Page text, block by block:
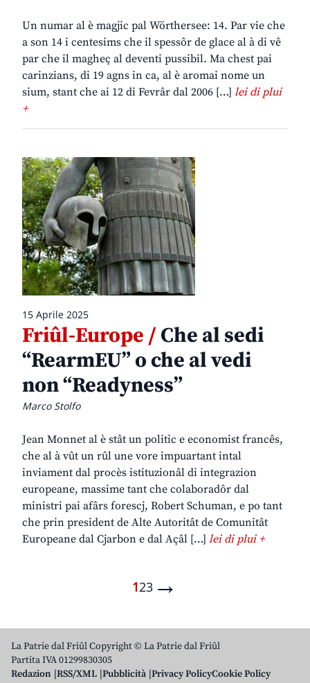
Un numar al è magjic pal Wörthersee: 14. Par vie che
a son 14 i centesims che il spessôr de glace al à di vê
par che il magheç al deventi pussibil. Ma chest pai
carinzians, di 19 agns in ca, al è aromai nome un
sium, stant che ai 12 di Fevrâr dal 2006 […] lei di plui
+
15 Aprile 2025
Friûl-Europe /Che al sedi
“RearmEU” o che al vedi
non “Readyness”
Marco Stolfo
Jean Monnet al è stât un politic e economist francês,
che al à vût un rûl une vore impuartant intal
inviament dal procès istituzionâl di integrazion
europeane, massime tant che colaboradôr dal
ministri pai afârs forescj, Robert Schuman, e po tant
che prin president de Alte Autoritât de Comunitât
Europeane dal Cjarbon e dal Açâl […] lei di plui +
123 →
La Patrie dal Friûl Copyright © La Patrie dal Friûl
Partita IVA 01299830305
Redazion RSS/XML Pubblicità Privacy PolicyCookie Policy